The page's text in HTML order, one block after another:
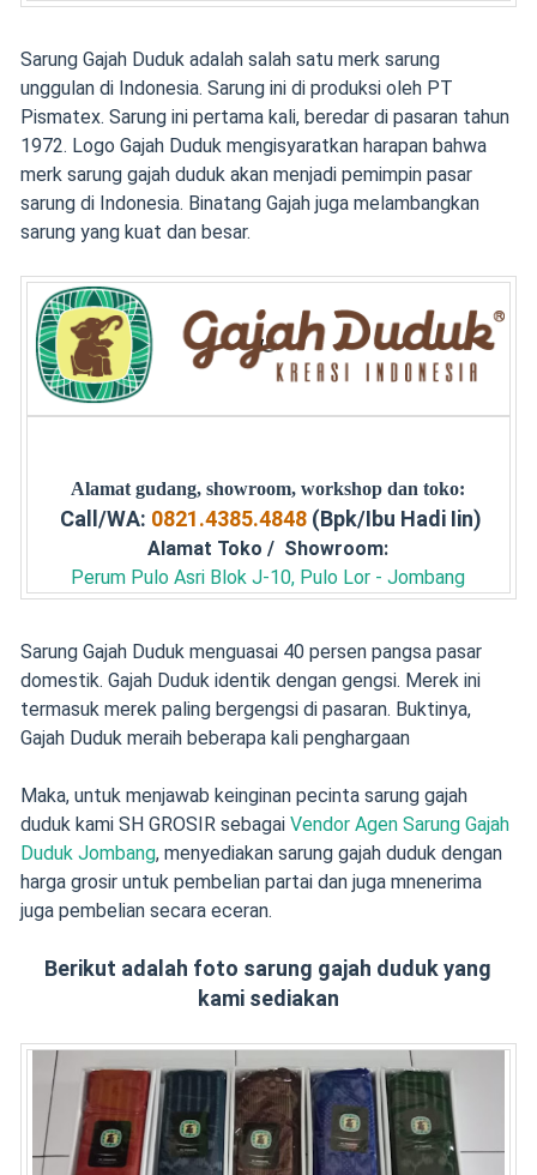
Sarung Gajah Duduk adalah salah satu merk sarung
unggulan di Indonesia. Sarung ini di produksi oleh PT
Pismatex. Sarung ini pertama kali, beredar di pasaran tahun
1972. Logo Gajah Duduk mengisyaratkan harapan bahwa
merk sarung gajah duduk akan menjadi pemimpin pasar
sarung di Indonesia. Binatang Gajah juga melambangkan
sarung yang kuat dan besar.
Alamat gudang, showroom, workshop dan toko:
Call/WA: 0821.4385.4848(Bpk/Ibu Hadi Iin)
Alamat Toko / Showroom:
Perum Pulo Asri Blok J-10, Pulo Lor - Jombang
Sarung Gajah Duduk menguasai 40 persen pangsa pasar
domestik. Gajah Duduk identik dengan gengsi. Merek ini
termasuk merek paling bergengsi di pasaran. Buktinya,
Gajah Duduk meraih beberapa kali penghargaan
Maka, untuk menjawab keinginan pecinta sarung gajah
duduk kami SH GROSIR sebagai Vendor Agen Sarung Gajah
Duduk Jombang, menyediakan sarung gajah duduk dengan
harga grosir untuk pembelian partai dan juga mnenerima
juga pembelian secara eceran.
Berikut adalah foto sarung gajah duduk yang
kami sediakan